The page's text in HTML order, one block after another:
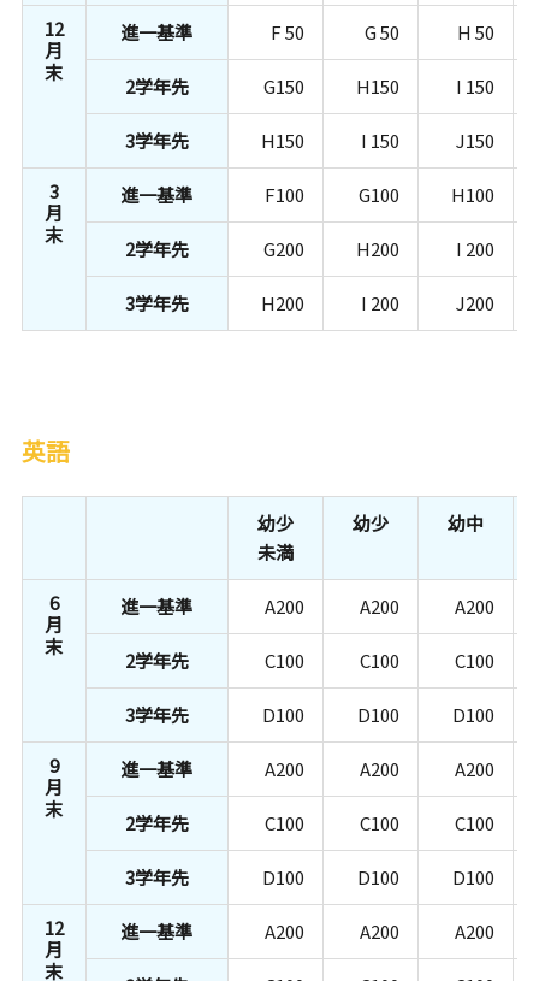
12
月
末
進一基準 F 50 G 50 H 50
2学年先 G150 H150 I 150
3学年先 H150 I 150
J150
3
月
末
進一基準 F100 G100 H100
2学年先 G200 H200 I 200
3学年先 H200 I 200 J200
英語
幼少
未満
幼少 幼中
6
月
末
進一基準 A200 A200 A200
2学年先 C100 C100 C100
3学年先 D100 D100
D100
9
月
末
進一基準 A200 A200 A200
2学年先 C100 C100 C100
3学年先 D100 D100
D100
12
月
末
進一基準 A200 A200 A200